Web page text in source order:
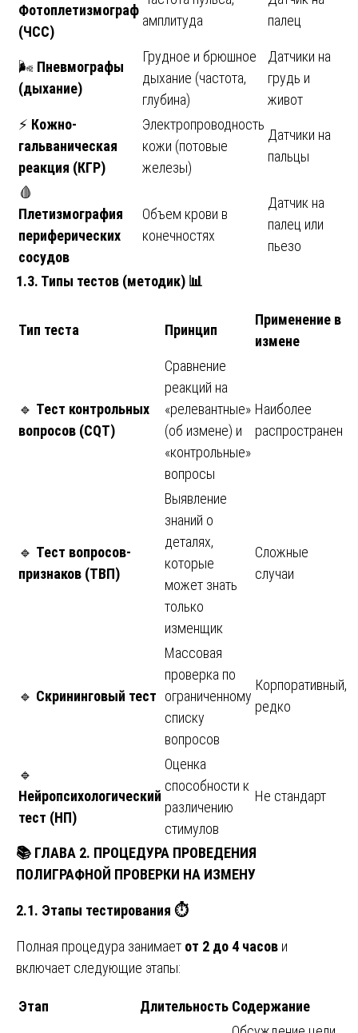
Фотоплетизмограф
(ЧСС)
амплитуда
палец
🌬️ Пневмографы
(дыхание)
Грудное и брюшное
дыхание (частота,
глубина)
Датчики на
грудь и
живот
⚡ Кожно-
гальваническая
реакция (КГР)
Электропроводность
кожи (потовые
железы)
Датчики на
пальцы
🩸
Плетизмография
периферических
сосудов
Объем крови в
конечностях
Датчик на
палец или
пьезо
1.3. Типы тестов (методик) 📊
Тип теста Принцип
Применение в
измене
🔹 Тест контрольных
вопросов (CQT)
Сравнение
реакций на
«релевантные»
(об измене) и
«контрольные»
вопросы
Наиболее
распространен
🔹 Тест вопросов-
признаков (ТВП)
Выявление
знаний о
деталях,
которые
может знать
только
изменщик
Сложные
случаи
🔹 Скрининговый тест
Массовая
проверка по
ограниченному
списку
вопросов
Корпоративный,
редко
🔹
Нейропсихологический
тест (НП)
Оценка
способности к
различению
стимулов
Не стандарт
📚 ГЛАВА 2. ПРОЦЕДУРА ПРОВЕДЕНИЯ
ПОЛИГРАФНОЙ ПРОВЕРКИ НА ИЗМЕНУ
2.1. Этапы тестирования ⏱️
Полная процедура занимает от 2 до 4 часов и
включает следующие этапы:
Этап Длительность Содержание